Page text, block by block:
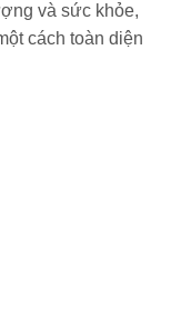
và sức khỏe,
cách toàn diện